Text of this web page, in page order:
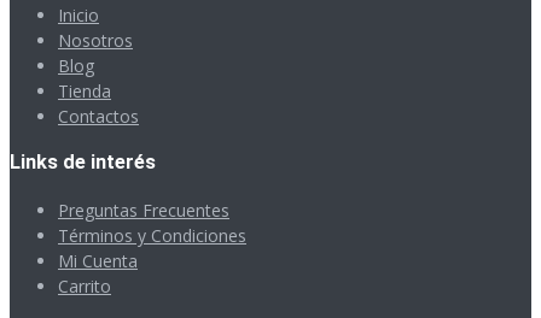
Inicio
Nosotros
Blog
Tienda
Contactos
Links de interés
Preguntas Frecuentes
Términos y Condiciones
Mi Cuenta
Carrito